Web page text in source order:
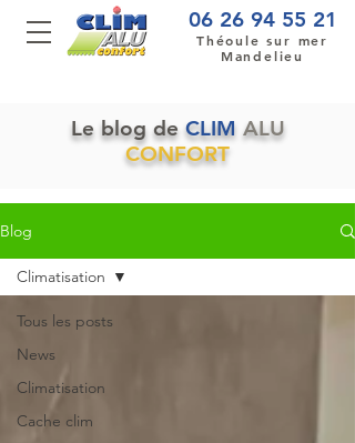
06 26 94 55 21
Théoule sur mer
Mandelieu
Le blog de CLIM ALU
CONFORT
Blog
Tous les posts
News
Climatisation
Cache clim
Climatisation